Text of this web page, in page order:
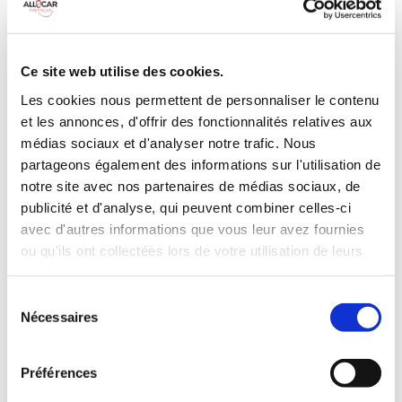
Ce site web utilise des cookies.
Les cookies nous permettent de personnaliser le contenu
et les annonces, d'offrir des fonctionnalités relatives aux
médias sociaux et d'analyser notre trafic. Nous
partageons également des informations sur l'utilisation de
notre site avec nos partenaires de médias sociaux, de
publicité et d'analyse, qui peuvent combiner celles-ci
avec d'autres informations que vous leur avez fournies
ou qu'ils ont collectées lors de votre utilisation de leurs
Nécessaires
Préférences
Diesel
INCLUS À LA LOCATION
Killométrage illimité
Assurance tous risques (hors franchise)
Carburant : plein à rendre plein
CONDITIONS DE LOCATION
Age minimum :20 ans